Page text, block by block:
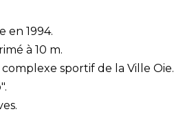
en 1994.
à 10 m.
sportif de la Ville Oie.